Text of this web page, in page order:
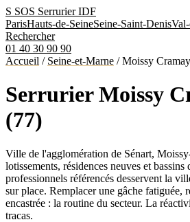
S SOS SerrurierIDF
ParisHauts-de-SeineSeine-Saint-Denis
Rechercher
01 40 30 90 90
Accueil / Seine-et-Marne /Moissy
Serrurier Moissy
(77)
Ville de l'agglomération de Sénart,
lotissements, résidences neuves et
professionnels référencés desservent la
sur place. Remplacer une gâche fatiguée,
encastrée : la routine du secteur. La
tracas.